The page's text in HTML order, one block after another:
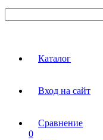
Каталог
Вход на сайт
Сравнение
0